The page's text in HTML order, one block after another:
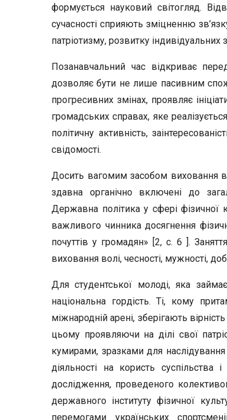
формується науковий світогляд.
сучасності сприяють зміцненню
патріотизму, розвитку індивідуальних
Позанавчальний час відкриває
дозволяє бути не лише пасивним
прогресивних змінах, проявляє
громадських справах, яке
політичну активність,
свідомості.
Досить вагомим засобом виховання
здавна органічно включені до
Державна політика у сфері фізичної
важливого чинника досягнення
почуттів у громадян» [2, с. 6 ].
виховання волі, чесності, мужності,
Для студентської молоді, яка
національна гордість. Ті, кому
міжнародній арені, зберігають
цьому проявляючи на ділі свої
кумирами, зразками для наслідування
діяльності на користь суспільства
дослідження, проведеного
державного інституту фізичної
перемогами українських